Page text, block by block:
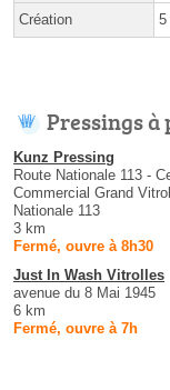
Création 5
Pressings
Kunz Pressing
Route Nationale 113 -
Commercial Grand
Nationale 113
3 km
Fermé, ouvre à 8h30
Just In Wash Vitrolles
avenue du 8 Mai 1945
6 km
Fermé, ouvre à 7h